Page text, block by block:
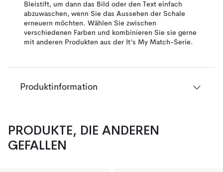
Bleistift, um dann das Bild oder den Text einfach
abzuwaschen, wenn Sie das Aussehen der Schale
erneuern möchten. Wählen Sie zwischen
verschiedenen Farben und kombinieren Sie sie gerne
mit anderen Produkten aus der It's My Match-Serie.
Produktinformation
PRODUKTE, DIE ANDEREN
GEFALLEN